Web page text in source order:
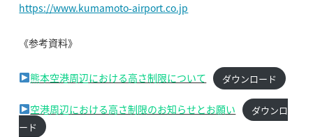
https://www.kumamoto-airport.co.jp
《参考資料》
熊本空港周辺における高さ制限について ダウンロード
空港周辺における高さ制限のお知らせとお願い
ダウンロ
ード